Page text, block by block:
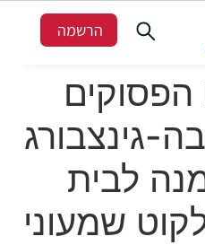
הרשמה
גינצבורג
הזמנה לבית
שמעוני